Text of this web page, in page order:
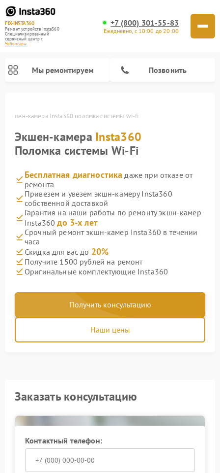
FIX-INSTA360
Ремонт устройств Insta360
Специализированный
cервисный центр г.
Чебоксары
+7 (800) 301-55-83
Ежедневно, с 10:00 до 20:00
Мы ремонтируем Позвонить
Экшен-камера Insta360 поломка системы wi-fi
Экшен-камера Insta360
Поломка системы Wi-Fi
Бесплатная диагностика даже при отказе от
ремонта
Привезем и увезем экшн-камеру Insta360
собственной доставкой
Гарантия на наши работы по ремонту экшн-камер
Insta360до 3-х лет
Срочный ремонт экшн-камер Insta360 в течении
часа
Скидка для вас до 20%
Получите 1500 рублей на ремонт
Оригинальные комплектующие Insta360
Получить консультацию
Наши цены
Заказать консультацию
Контактный телефон: